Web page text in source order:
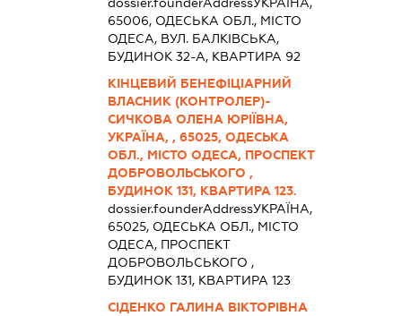
dossier.founderAddressУКРАЇНА,
65006, ОДЕСЬКА ОБЛ., МІСТО
ОДЕСА, ВУЛ. БАЛКІВСЬКА,
БУДИНОК 32-А, КВАРТИРА 92
КІНЦЕВИЙ БЕНЕФІЦІАРНИЙ
ВЛАСНИК (КОНТРОЛЕР)-
СИЧКОВА ОЛЕНА ЮРІЇВНА,
УКРАЇНА, , 65025, ОДЕСЬКА
ОБЛ., МІСТО ОДЕСА, ПРОСПЕКТ
ДОБРОВОЛЬСЬКОГО ,
БУДИНОК 131, КВАРТИРА 123.
dossier.founderAddressУКРАЇНА,
65025, ОДЕСЬКА ОБЛ., МІСТО
ОДЕСА, ПРОСПЕКТ
ДОБРОВОЛЬСЬКОГО ,
БУДИНОК 131, КВАРТИРА 123
СІДЕНКО ГАЛИНА ВІКТОРІВНА